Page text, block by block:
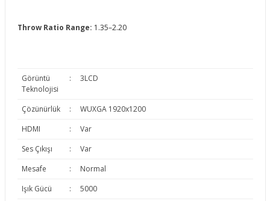
Throw Ratio Range: 1.35–2.20
Görüntü
Teknolojisi
: 3LCD
Çözünürlük :
WUXGA 1920x1200
HDMI
:
Var
Ses Çıkışı
:
Var
Mesafe
:
Normal
Işık Gücü
:
5000